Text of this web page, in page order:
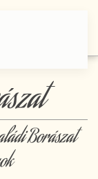
Borászat